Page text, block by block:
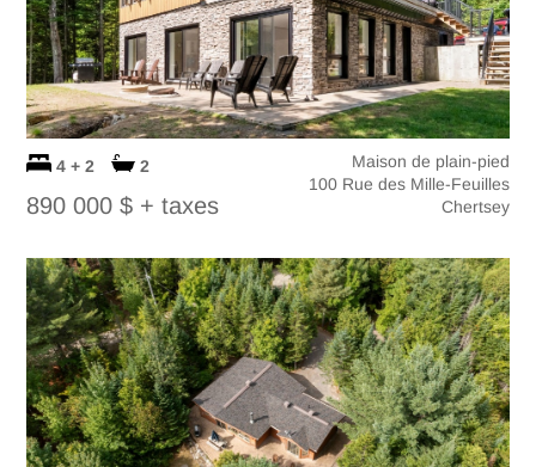
4 + 2 2
890 000 $ + taxes
Maison de plain-pied
100 Rue des Mille-Feuilles
Chertsey